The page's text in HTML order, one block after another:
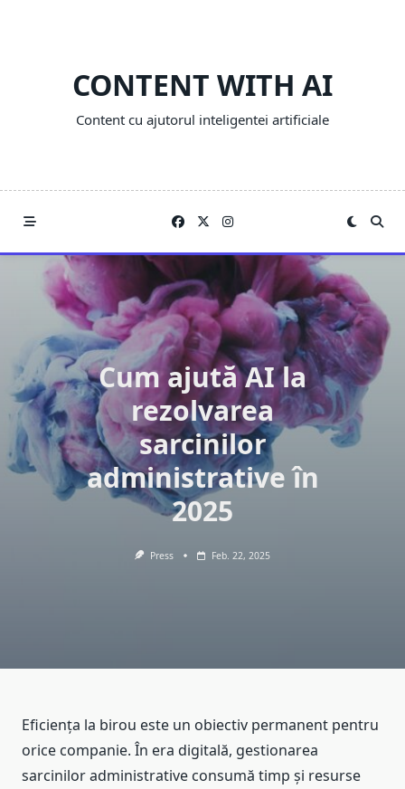
CONTENT WITH AI
Content cu ajutorul inteligentei artificiale
Cum ajută AI la
rezolvarea
sarcinilor
administrative în
2025
Press Feb. 22, 2025
Eficiența la birou este un obiectiv permanent pentru
orice companie. În era digitală, gestionarea
sarcinilor administrative consumă timp și resurse